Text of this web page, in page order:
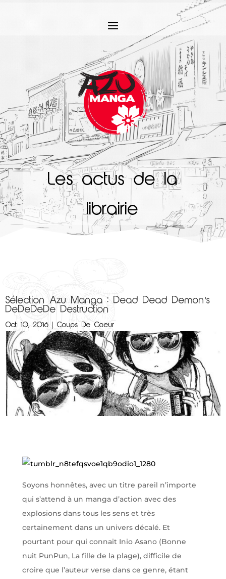
Les actus de la
librairie
Sélection Azu Manga : Dead Dead Demon’s
DeDeDeDe Destruction
Oct 10, 2016 |Coups De Coeur
Soyons honnêtes, avec un titre pareil n’importe
qui s’attend à un manga d’action avec des
explosions dans tous les sens et très
certainement dans un univers décalé. Et
pourtant pour qui connait Inio Asano (Bonne
nuit PunPun, La fille de la plage), difficile de
croire que l’auteur verse dans ce genre, étant